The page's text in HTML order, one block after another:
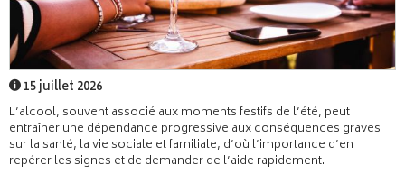
15 juillet 2026
L’alcool, souvent associé aux moments festifs de l’été, peut
entraîner une dépendance progressive aux conséquences graves
sur la santé, la vie sociale et familiale, d’où l’importance d’en
repérer les signes et de demander de l’aide rapidement.